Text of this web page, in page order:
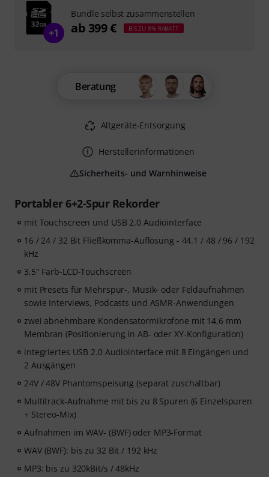
Portabler 6+2-Spur Rekorder
mit Touchscreen und USB 2.0 Audiointerface
16 / 24 / 32 Bit Fließkomma-Auflösung - 44.1 / 48 / 96 / 192
kHz
3,5" Farb-LCD-Touchscreen
mit Presets für Mehrspur-, Musik- oder Feldaufnahmen
sowie Interviews, Podcasts und ASMR-Anwendungen
zwei abnehmbare Kondensatormikrofone mit 14,6 mm
Membran (Positionierung in AB- oder XY-Konfiguration)
integriertes USB 2.0 Audiointerface mit 8 Eingängen und
2 Ausgängen
24V / 48V Phantomspeisung (separat zuschaltbar)
Multitrack-Aufnahme mit bis zu 8 Spuren (6 Einzelspuren
+ Stereo-Mix)
Aufnahmen im WAV- (BWF) oder MP3-Format
WAV (BWF): bis zu 32 Bit / 192 kHz
MP3: bis zu 320kBit/s / 48kHz
Beratung
Altgeräte-Entsorgung
Herstellerinformationen
Sicherheits- und Warnhinweise
+1
Bundle selbst zusammenstellen
ab 399 € BIS ZU 8% RABATT